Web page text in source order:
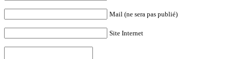
Mail (ne sera pas publié)
Site Internet